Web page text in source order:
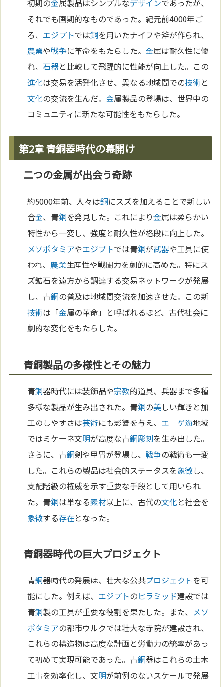
初期の金属製品はシンプルなデザインであったが、
それでも画期的なものであった。紀元前4000年ご
ろ、 エジプトでは銅を用いたナイフや斧が作られ、
農業や戦争に革命をもたらした。金属は耐久性に優
れ、石器と比較して飛躍的に性能が向上した。この
進化は交易を活発化させ、異なる地域間での技術と
文化の交流を生んだ。金属製品の登場は、世界中の
コミュニティに新たな可能性をもたらした。
第2章 青銅器時代の幕開け
二つの金属が出会う奇跡
約5000年前、人々は銅にスズを加えることで新しい
合金、青銅を発見した。これにより金属は柔らかい
特性から一変し、強度と耐久性が格段に向上した。
メソポタミアやエジプトでは青銅が武器や工具に使
われ、 農業生産性や戦闘力を劇的に高めた。特にス
ズ鉱石を遠方から調達する交易ネットワークが発展
し、青銅の普及は地域間交流を加速させた。この新
技術は「金属の革命」と呼ばれるほど、古代社会に
劇的な変化をもたらした。
青銅製品の多様性とその魅力
青銅器時代には装飾品や宗教的道具、兵器まで多種
多様な製品が生み出された。青銅の美しい輝きと加
工のしやすさは芸術にも影響を与え、 エーゲ海地域
ではミケーネ文明が高度な青銅彫刻を生み出した。
さらに、青銅剣や甲冑が登場し、戦争の戦術も一変
した。これらの製品は社会的ステータスを象徴し、
支配階級の権威を示す重要な手段として用いられ
た。青銅は単なる素材以上に、古代の文化と社会を
象徴する存在となった。
青銅器時代の巨大プロジェクト
青銅器時代の発展は、壮大な公共プロジェクトを可
能にした。例えば、 エジプトのピラミッド建設では
青銅製の工具が重要な役割を果たした。また、 メソ
ポタミアの都市ウルクでは壮大な寺院が建設され、
これらの構造物は高度な計画と労働力の統率があっ
て初めて実現可能であった。青銅器はこれらの土木
工事を効率化し、文明が前例のないスケールで発展